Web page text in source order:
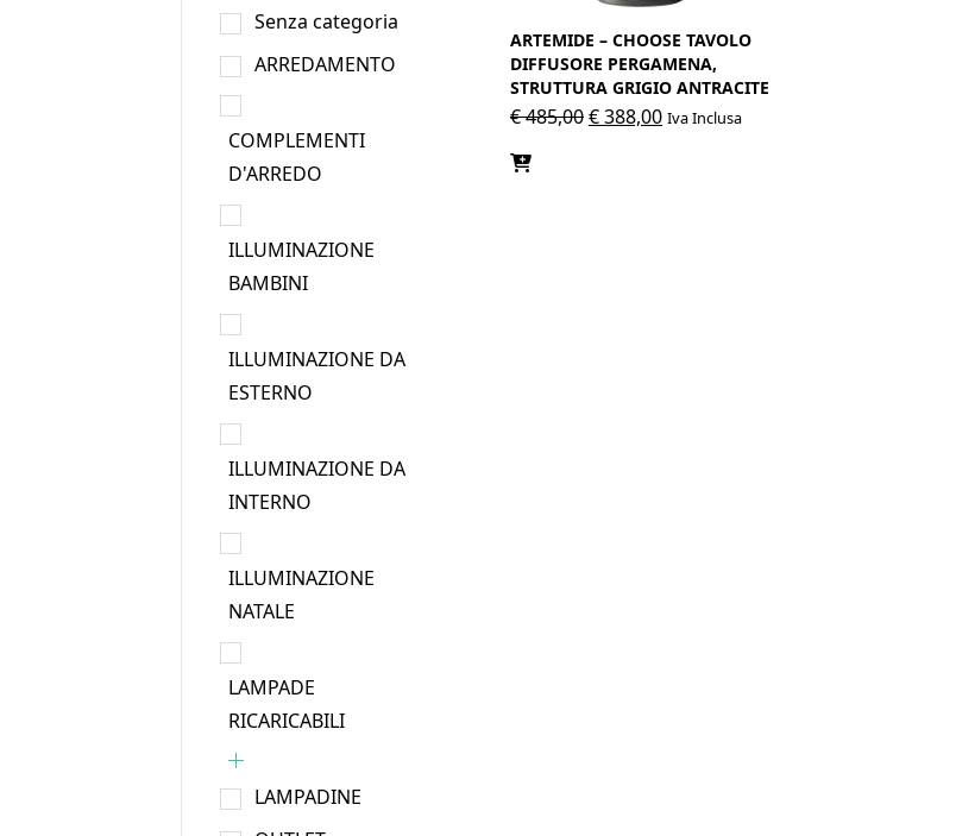
Senza categoria
ARREDAMENTO
COMPLEMENTI
D'ARREDO
ILLUMINAZIONE
BAMBINI
ILLUMINAZIONE DA
ESTERNO
ILLUMINAZIONE DA
INTERNO
ILLUMINAZIONE
NATALE
LAMPADE
RICARICABILI
LAMPADINE
ARTEMIDE – CHOOSE TAVOLO
DIFFUSORE PERGAMENA,
STRUTTURA GRIGIO ANTRACITE
€485,00Il
€388,00IlIva Inclusa